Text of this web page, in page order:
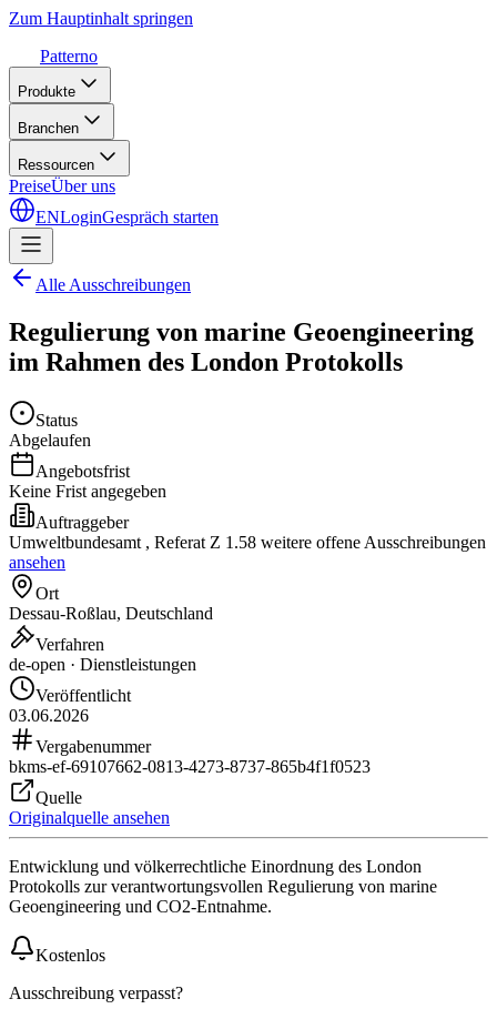
Zum Hauptinhalt springen
Patterno
Produkte
Branchen
Ressourcen
PreiseÜber uns
ENLoginGespräch starten
Alle Ausschreibungen
Regulierung von marine Geoengineering
im Rahmen des London Protokolls
Status
Abgelaufen
Angebotsfrist
Keine Frist angegeben
Auftraggeber
Umweltbundesamt , Referat Z 1.58 weitere offene Ausschreibungen
ansehen
Ort
Dessau-Roßlau, Deutschland
Verfahren
de-open · Dienstleistungen
Veröffentlicht
03.06.2026
Vergabenummer
bkms-ef-69107662-0813-4273-8737-865b4f1f0523
Quelle
Originalquelle ansehen
Entwicklung und völkerrechtliche Einordnung des London
Protokolls zur verantwortungsvollen Regulierung von marine
Geoengineering und CO2-Entnahme.
Kostenlos
Ausschreibung verpasst?